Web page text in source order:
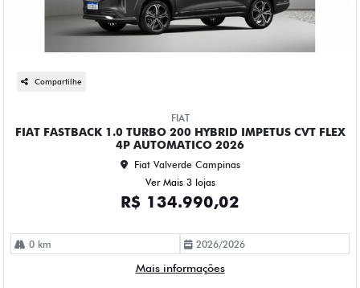
Compartilhe
FIAT FASTBACK 1.0 TURBO 200 HYBRID IMPETUS CVT FLEX
Fiat Valverde Campinas
Ver Mais 3 lojas
R$ 134.990,02
2026/2026